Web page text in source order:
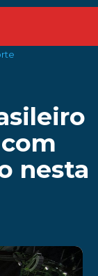
nesta